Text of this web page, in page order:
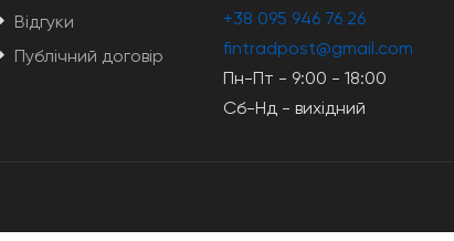
Відгуки
Публічний договір
+38 095 946 76 26
fintradpost@gmail.com
Пн-Пт - 9:00 - 18:00
Сб-Нд - вихідний